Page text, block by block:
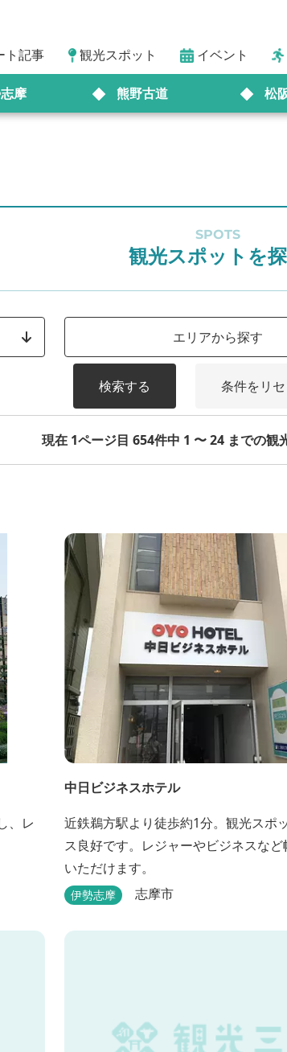
ト記事 観光スポット イベント
摩 熊野古道 松
SPOTS
観光スポットを
エリアから探す
検索する 条件をリ
現在 1ページ目 654件中 1 〜 24 までの観
、レ
中日ビジネスホテル
近鉄鵜方駅より徒歩約1分。観光スポ
ス良好です。レジャーやビジネスな
いただけます。
伊勢志摩 志摩市